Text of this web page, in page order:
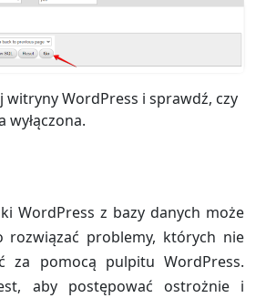
witryny WordPress i sprawdź, czy
wyłączona.
WordPress z bazy danych może
rozwiązać problemy, których nie
za pomocą pulpitu WordPress.
aby postępować ostrożnie i